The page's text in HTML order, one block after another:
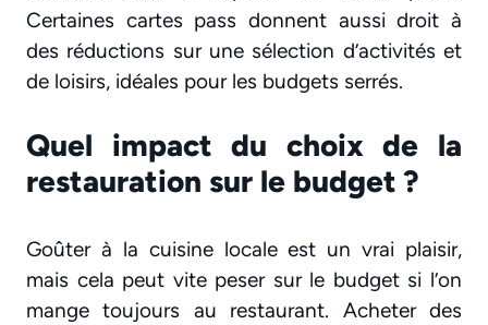
Certaines cartes pass donnent aussi droit à
des réductions sur une sélection d’activités et
de loisirs, idéales pour les budgets serrés.
Quel impact du choix de la
restauration sur le budget ?
Goûter à la cuisine locale est un vrai plaisir,
mais cela peut vite peser sur le budget si l’on
mange toujours au restaurant. Acheter des